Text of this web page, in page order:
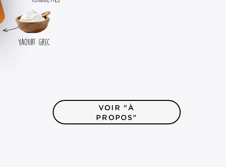
VOIR "À
PROPOS"